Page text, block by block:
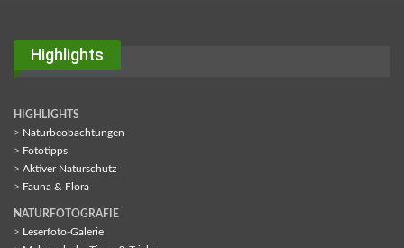
Highlights
HIGHLIGHTS
> Naturbeobachtungen
> Fototipps
> Aktiver Naturschutz
> Fauna & Flora
NATURFOTOGRAFIE
> Leserfoto-Galerie